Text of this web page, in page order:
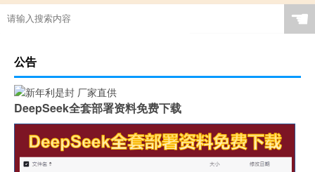
☚
公告
DeepSeek全套部署资料免费下载